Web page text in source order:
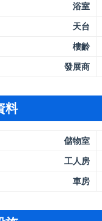
浴室
天台
樓齡
發展商
料
儲物室
工人房
車房